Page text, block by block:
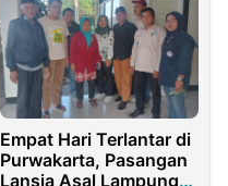
Empat Hari Terlantar di
Purwakarta, Pasangan
Lansia Asal Lampung